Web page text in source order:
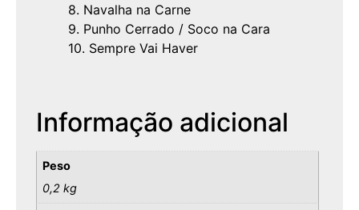
8. Navalha na Carne
9. Punho Cerrado / Soco na Cara
10. Sempre Vai Haver
Informação adicional
Peso
0,2 kg